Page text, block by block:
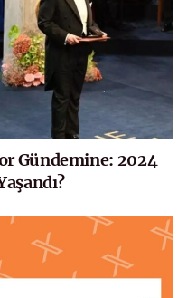
Gündemine: 2024